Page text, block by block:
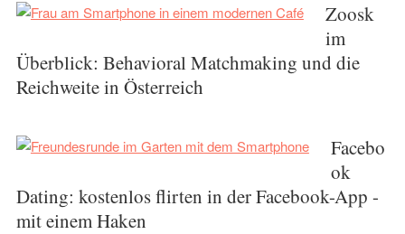
Zoosk
im
Überblick: Behavioral Matchmaking und die
Reichweite in Österreich
Facebo
ok
Dating: kostenlos flirten in der Facebook-App -
mit einem Haken